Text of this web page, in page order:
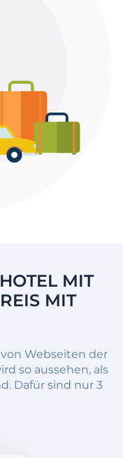
MIT
MIT
Webseiten der
so aussehen, als
Dafür sind nur 3